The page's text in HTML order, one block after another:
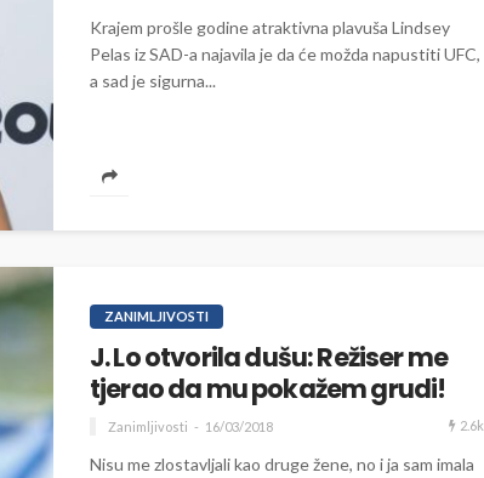
Krajem prošle godine atraktivna plavuša Lindsey
Pelas iz SAD-a najavila je da će možda napustiti UFC,
a sad je sigurna...
ZANIMLJIVOSTI
J. Lo otvorila dušu: Režiser me
tjerao da mu pokažem grudi!
Zanimljivosti 16/03/2018 2.6k
Nisu me zlostavljali kao druge žene, no i ja sam imala